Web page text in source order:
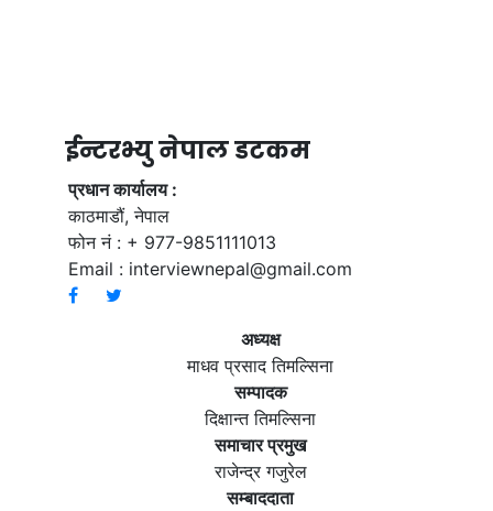
ईन्टरभ्यु नेपाल डटकम
प्रधान कार्यालय :
काठमाडौं, नेपाल
फोन नं : + 977-9851111013
Email : interviewnepal@gmail.com
अध्यक्ष
माधव प्रसाद तिमल्सिना
सम्पादक
दिक्षान्त तिमल्सिना
समाचार प्रमुख
राजेन्द्र गजुरेल
सम्बाददाता